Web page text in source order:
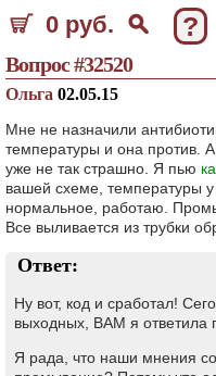
0 руб. ?
Вопрос #32520
Ольга 02.05.15
Мне не назначили
температуры и она против.
уже не так страшно. Я пью
вашей схеме, температуры
нормальное, работаю.
Все выливается из трубки
Ответ:
Ну вот, код и сработал!
выходных, ВАМ я ответила
Я рада, что наши мнения